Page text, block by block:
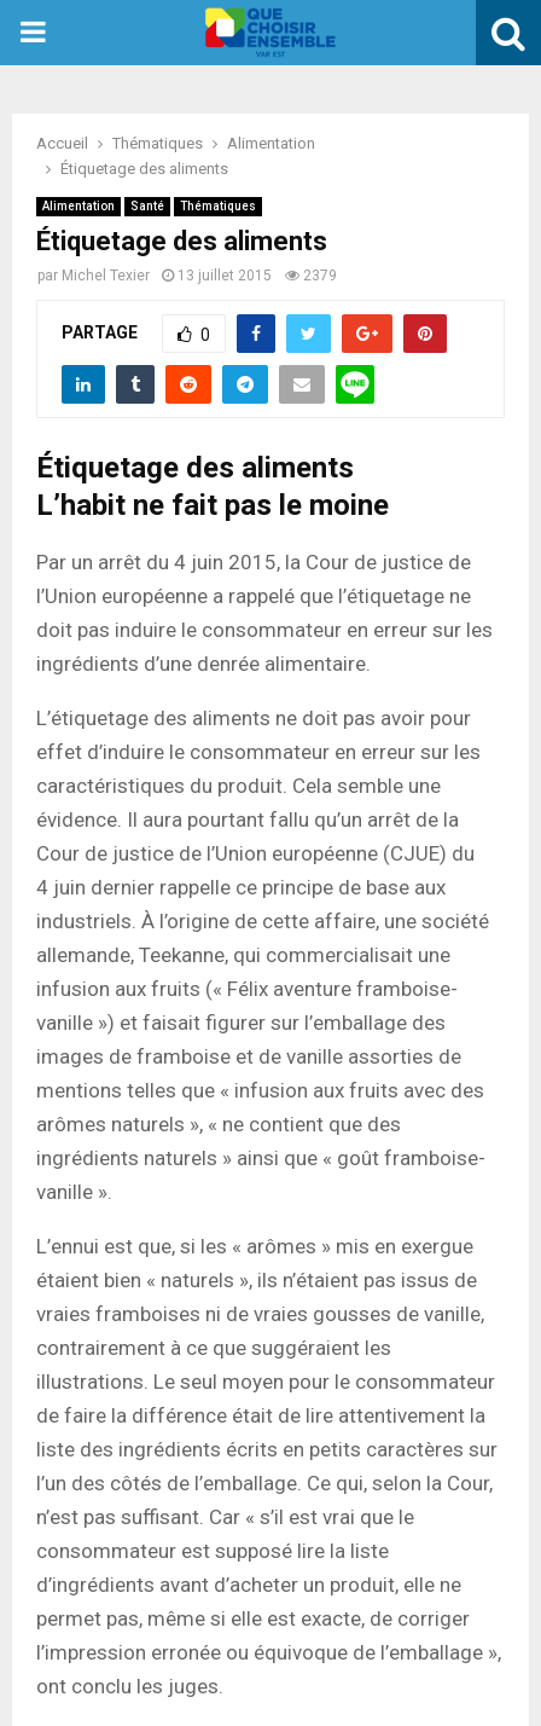
PRIMARY
Accueil Thématiques
Alimentation
Étiquetage des aliments
Alimentation Santé Thématiques
Étiquetage des aliments
par Michel Texier 13 juillet 2015 2379
PARTAGE 0
Étiquetage des aliments
L’habit ne fait pas le moine
Par un arrêt du 4 juin 2015, la Cour de justice de
l’Union européenne a rappelé que l’étiquetage ne
doit pas induire le consommateur en erreur sur les
ingrédients d’une denrée alimentaire.
L’étiquetage des aliments ne doit pas avoir pour
effet d’induire le consommateur en erreur sur les
caractéristiques du produit. Cela semble une
évidence. Il aura pourtant fallu qu’un arrêt de la
Cour de justice de l’Union européenne (CJUE) du
4 juin dernier rappelle ce principe de base aux
industriels. À l’origine de cette affaire, une société
allemande, Teekanne, qui commercialisait une
infusion aux fruits (« Félix aventure framboise-
vanille ») et faisait figurer sur l’emballage des
images de framboise et de vanille assorties de
mentions telles que « infusion aux fruits avec des
arômes naturels », « ne contient que des
ingrédients naturels » ainsi que « goût framboise-
vanille ».
L’ennui est que, si les « arômes » mis en exergue
étaient bien « naturels », ils n’étaient pas issus de
vraies framboises ni de vraies gousses de vanille,
contrairement à ce que suggéraient les
illustrations. Le seul moyen pour le consommateur
de faire la différence était de lire attentivement la
liste des ingrédients écrits en petits caractères sur
l’un des côtés de l’emballage. Ce qui, selon la Cour,
n’est pas suffisant. Car « s’il est vrai que le
consommateur est supposé lire la liste
d’ingrédients avant d’acheter un produit, elle ne
permet pas, même si elle est exacte, de corriger
l’impression erronée ou équivoque de l’emballage »,
ont conclu les juges.